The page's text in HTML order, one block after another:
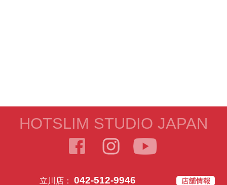
HOTSLIM STUDIO JAPAN
立川店： 042-512-9946